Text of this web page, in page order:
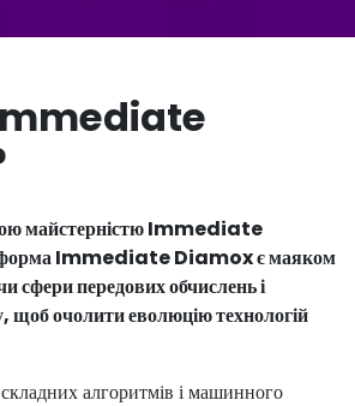
майстерністю Immediate
Immediate Diamox є маяком
сфери передових обчислень і
щоб очолити еволюцію технологій
алгоритмів і машинного